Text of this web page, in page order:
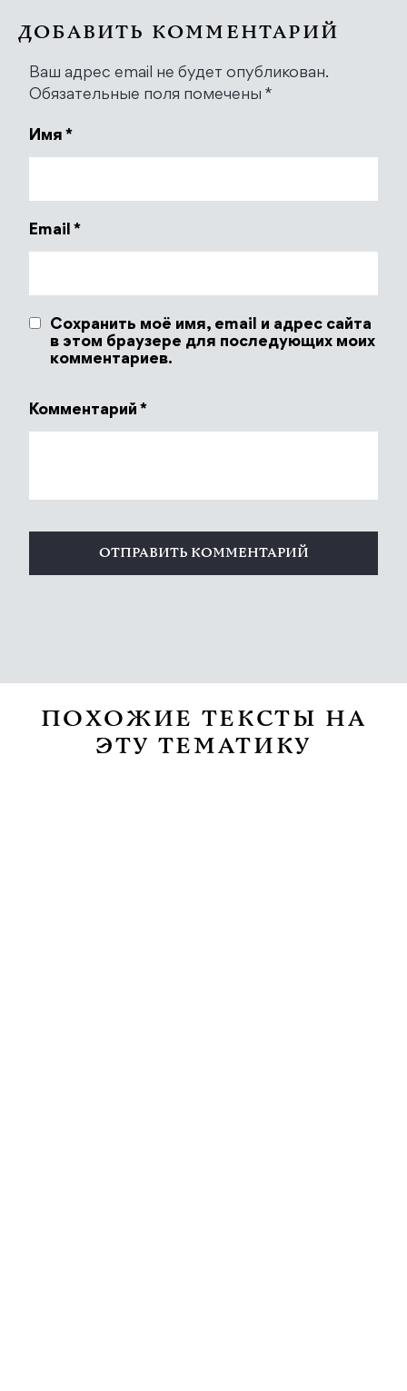
ДОБАВИТЬ КОММЕНТАРИЙ
Ваш адрес email не будет опубликован.
Обязательные поля помечены *
Имя *
Email *
Сохранить моё имя, email и адрес сайта
в этом браузере для последующих моих
комментариев.
Комментарий *
ПОХОЖИЕ ТЕКСТЫ НА
ЭТУ ТЕМАТИКУ